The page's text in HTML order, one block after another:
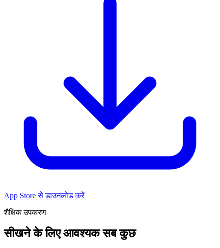
App Store से डाउनलोड करें
शैक्षिक उपकरण
सीखने के लिए आवश्यक सब कुछ